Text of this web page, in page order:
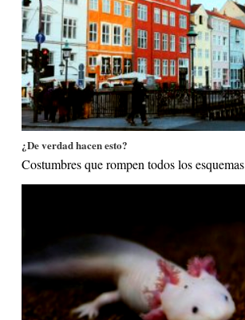
¿De verdad hacen esto?
Costumbres que rompen todos los esquemas